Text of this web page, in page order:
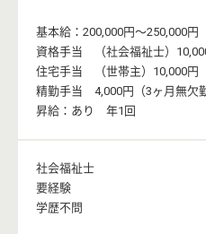
基本給：200,000円〜250,000円
資格手当 （社会福祉士）
住宅手当 （世帯主）10,000円
精勤手当 4,000円（3ヶ月無欠
昇給：あり 年1回
社会福祉士
要経験
学歴不問